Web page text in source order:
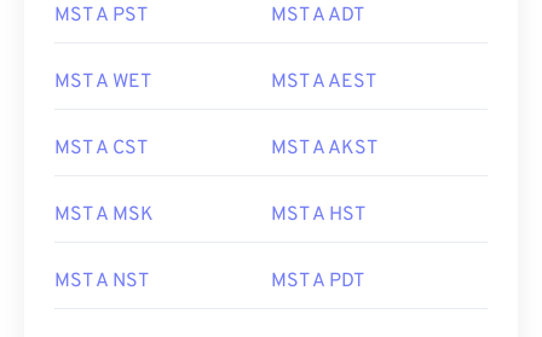
MST A PST MST A ADT
MST A WET MST A AEST
MST A CST MST A AKST
MST A MSK MST A HST
MST A NST MST A PDT